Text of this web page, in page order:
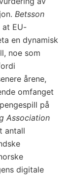
Betsson
at EU-
en dynamisk
noe som
årene,
omfanget
på
Association
antall
digitale